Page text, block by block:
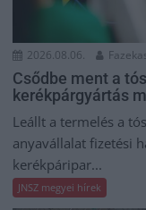
2026.08.06.
Csődbe ment a
kerékpárgyártás
Leállt a termelés a
anyavállalat fizetési
kerékpáripar...
JNSZ megyei hírek